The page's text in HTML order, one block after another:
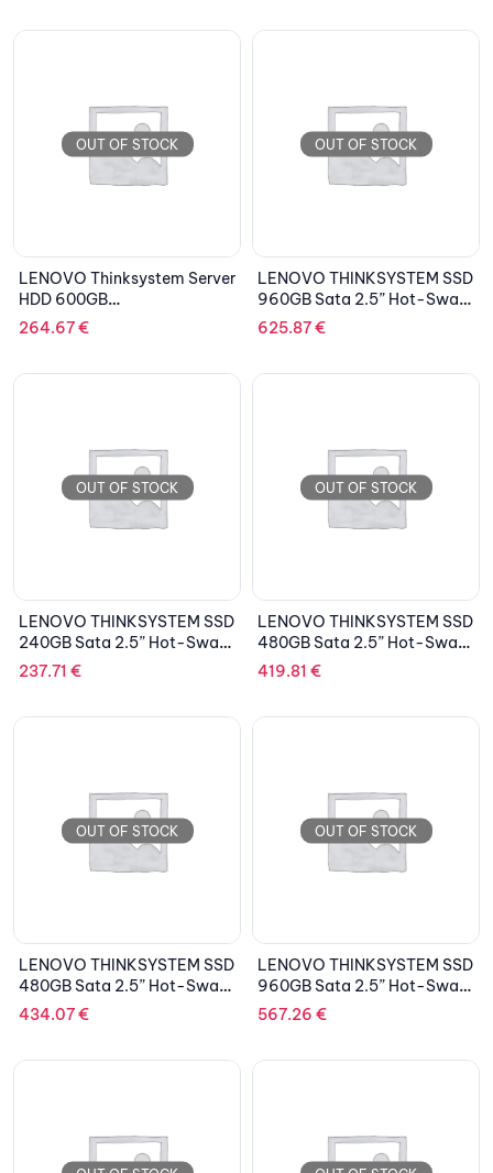
OUT OF STOCK
LENOVO Thinksystem Server
HDD 600GB
SAS,10K,2.5”,HS,12Gb
264.67€
OUT OF STOCK
LENOVO THINKSYSTEM SSD
960GB Sata 2.5” Hot-Swap
6Gb
625.87€
OUT OF STOCK
LENOVO THINKSYSTEM SSD
240GB Sata 2.5” Hot-Swap
6Gbps
237.71 €
OUT OF STOCK
LENOVO THINKSYSTEM SSD
480GB Sata 2.5” Hot-Swap
6Gb
419.81 €
OUT OF STOCK
LENOVO THINKSYSTEM SSD
480GB Sata 2.5” Hot-Swap
6Gbps
434.07€
OUT OF STOCK
LENOVO THINKSYSTEM SSD
960GB Sata 2.5” Hot-Swap
6Gbps,S4510
567.26 €